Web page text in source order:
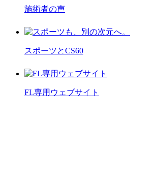
施術者の声
スポーツとCS60
FL専用ウェブサイト